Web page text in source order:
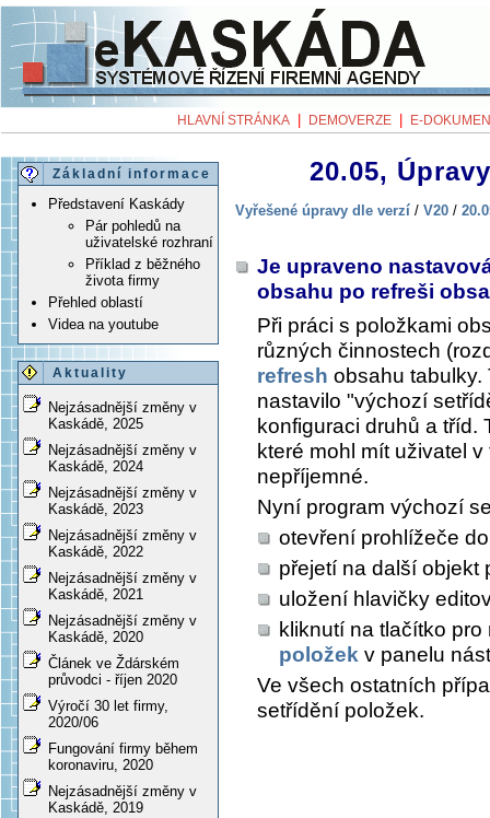
HLAVNÍ STRÁNKA DEMOVERZE E-
Základní informace
Představení Kaskády
Pár pohledů na
uživatelské rozhraní
Příklad z běžného
života firmy
Přehled oblastí
Videa na youtube
Aktuality
Nejzásadnější změny v
Kaskádě, 2025
Nejzásadnější změny v
Kaskádě, 2024
Nejzásadnější změny v
Kaskádě, 2023
Nejzásadnější změny v
Kaskádě, 2022
Nejzásadnější změny v
Kaskádě, 2021
Nejzásadnější změny v
Kaskádě, 2020
Článek ve Ždárském
průvodci - říjen 2020
Výročí 30 let firmy,
2020/06
Fungování firmy během
koronaviru, 2020
Nejzásadnější změny v
Kaskádě, 2019
20.05,
Vyřešené úpravy dle verzí / V20 /
Je upraveno
obsahu po refreši
Při práci s položkami
různých činnostech
refresh obsahu tabulky.
nastavilo "výchozí
konfiguraci druhů a
které mohl mít uživatel
nepříjemné.
Nyní program výchozí
otevření prohlížeče
přejetí na další objekt
uložení hlavičky
kliknutí na tlačítko
položek v panelu
Ve všech ostatních
setřídění položek.